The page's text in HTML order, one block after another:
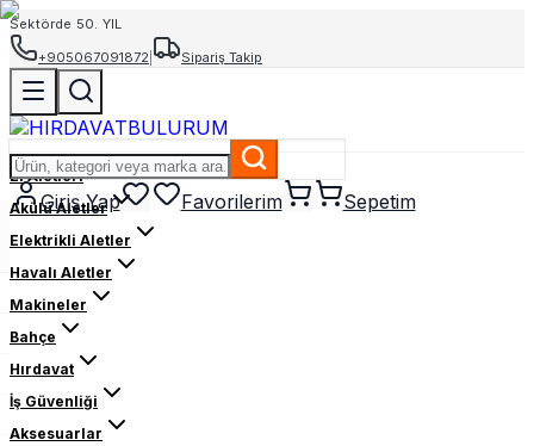
Sektörde 50. YIL
+905067091872
Sipariş Takip
Giriş Yap Favorilerim Sepetim
El Aletleri
Akülü Aletler
Elektrikli Aletler
Havalı Aletler
Makineler
Bahçe
Hırdavat
İş Güvenliği
Aksesuarlar